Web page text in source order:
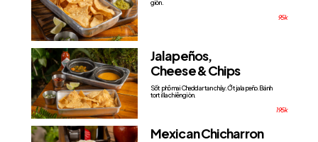
giòn.
95k
Jalapeños,
Cheese & Chips
Sốt phô mai Cheddar tan chảy. Ớt jalapeño. Bánh
tortilla chiên giòn.
195k
Mexican Chicharron